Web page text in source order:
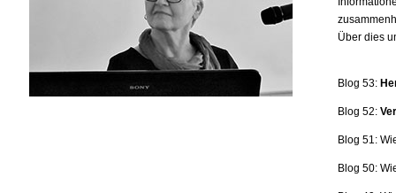
Über dies
Blog 53:
Blog 52:
Blog 51:
Blog 50: